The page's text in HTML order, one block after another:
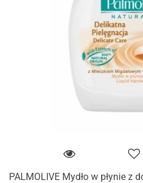
PALMOLIVE Mydło w płynie z